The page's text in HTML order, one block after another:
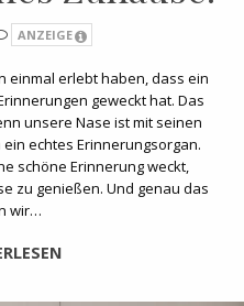
ANZEIGE
einmal erlebt haben, dass ein
geweckt hat. Das
unsere Nase ist mit seinen
echtes Erinnerungsorgan.
schöne Erinnerung weckt,
zu genießen. Und genau das
wir…